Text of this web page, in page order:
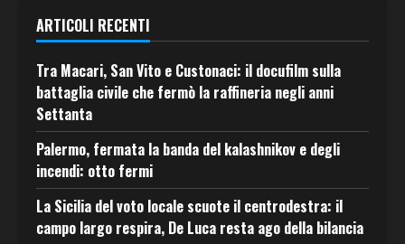
ARTICOLI RECENTI
Tra Macari, San Vito e Custonaci: il docufilm sulla
battaglia civile che fermò la raffineria negli anni
Settanta
Palermo, fermata la banda del kalashnikov e degli
incendi: otto fermi
La Sicilia del voto locale scuote il centrodestra: il
campo largo respira, De Luca resta ago della bilancia